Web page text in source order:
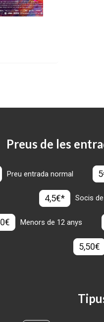
Preus de les
Preu entrada normal
4,5€* Socis
Menors de 12 anys
5,50€